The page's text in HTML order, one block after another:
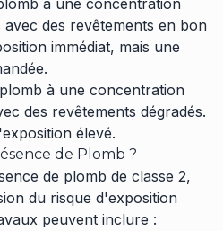
à une concentration
des revêtements en bon
immédiat, mais une
à une concentration
des revêtements dégradés.
élevé.
de Plomb ?
de plomb de classe 2,
du risque d'exposition
peuvent inclure :